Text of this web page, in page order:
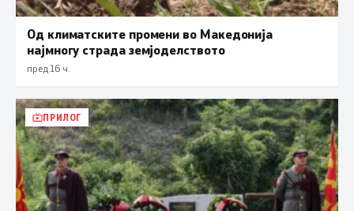
Од климатските промени во Македонија
најмногу страда земјоделството
пред 16 ч.
ПРИЛОГ